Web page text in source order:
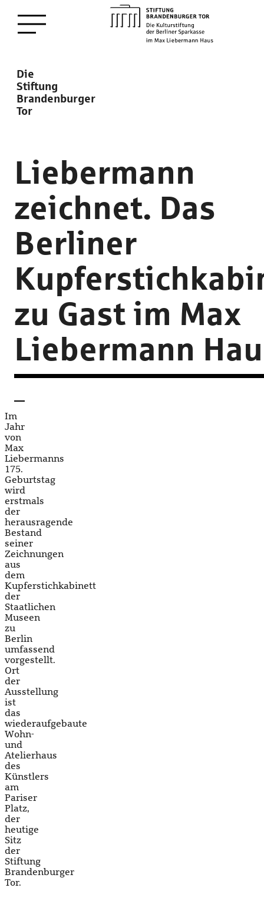
Hauptinhalt
Die
Stiftung
Brandenburger
Tor
Liebermann
zeichnet. Das
Berliner
zu Gast im Max
Liebermann
Im
Jahr
von
Max
Liebermanns
175.
Geburtstag
wird
erstmals
der
herausragende
Bestand
seiner
Zeichnungen
aus
dem
Kupferstichkabinett
der
Staatlichen
Museen
zu
Berlin
umfassend
vorgestellt.
Ort
der
Ausstellung
ist
das
wiederaufgebaute
Wohn-
und
Atelierhaus
des
Künstlers
am
Pariser
Platz,
der
heutige
Sitz
der
Stiftung
Brandenburger
Tor.